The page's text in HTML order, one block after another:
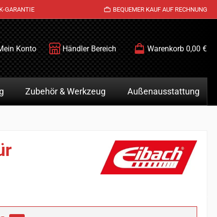
GARANTIE BEQUEMER KAUF AUF RECHNUNG
Konto Händler Bereich Warenkorb 0,00 €
Zubehör & Werkzeug Außenausstattung